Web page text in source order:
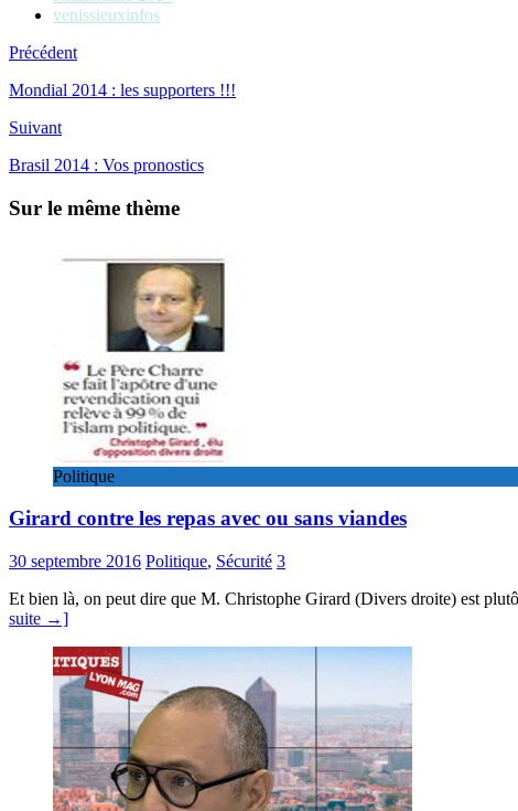
venissieuxinfos
Précédent
Mondial 2014 : les supporters !!!
Suivant
Brasil 2014 : Vos pronostics
Sur le même thème
Politique
Girard contre les repas avec ou sans viandes
30 septembre 2016 Politique, Sécurité 3
Et bien là, on peut dire que M. Christophe Girard (Divers droite) est
suite →]